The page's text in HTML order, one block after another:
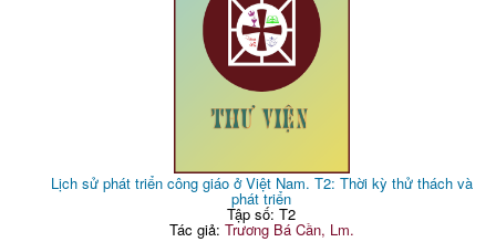
Lịch sử phát triển công giáo ở Việt Nam. T2: Thời kỳ thử thách và
phát triển
Tập số: T2
Tác giả: Trương Bá Cần, Lm.